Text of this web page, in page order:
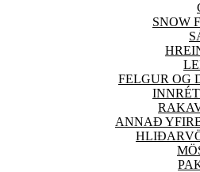
SNOW
FELGUR OG
ANNAÐ
HLIÐAR